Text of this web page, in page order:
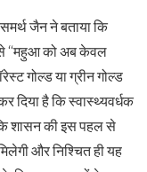
जैन ने बताया कि
“महुआ को अब केवल
गोल्ड या ग्रीन गोल्ड
दिया है कि स्वास्थ्यवर्धक
शासन की इस पहल से
और निश्चित ही यह